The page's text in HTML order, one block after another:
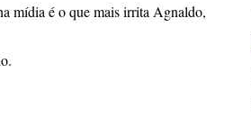
mídia é o que mais irrita Agnaldo,